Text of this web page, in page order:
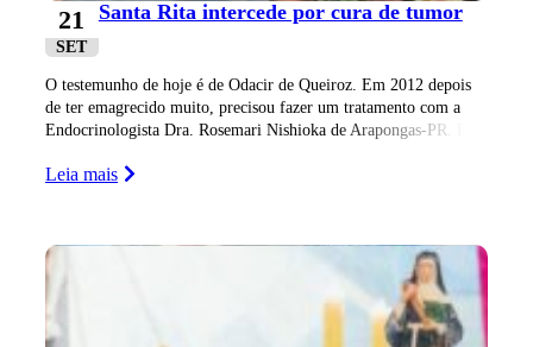
21
SET
Santa Rita intercede por cura de tumor
O testemunho de hoje é de Odacir de Queiroz. Em 2012 depois
de ter emagrecido muito, precisou fazer um tratamento com a
Endocrinologista Dra. Rosemari Nishioka de Arapongas-PR. Em
Leia mais